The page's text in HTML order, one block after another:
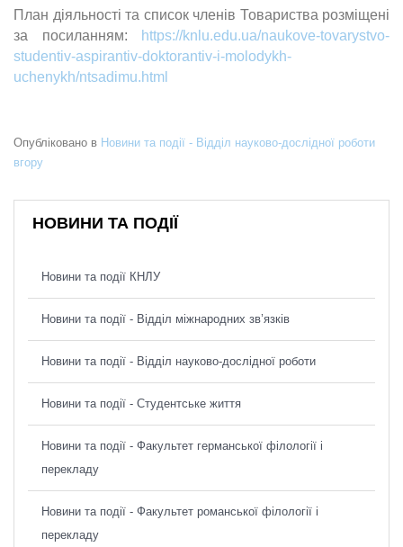
План діяльності та список членів Товариства розміщені
за посиланням:
https://knlu.edu.ua/naukove-tovarystvo-
studentiv-aspirantiv-doktorantiv-i-molodykh-
uchenykh/ntsadimu.html
Опубліковано в Новини та події - Відділ науково-дослідної роботи
вгору
НОВИНИ ТА ПОДІЇ
Новини та події КНЛУ
Новини та події - Відділ міжнародних зв’язків
Новини та події - Відділ науково-дослідної роботи
Новини та події - Студентське життя
Новини та події - Факультет германської філології і
перекладу
Новини та події - Факультет романської філології і
перекладу